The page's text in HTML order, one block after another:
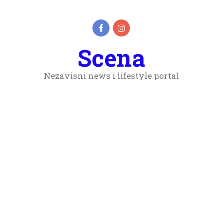
Scena
Nezavisni news i lifestyle portal